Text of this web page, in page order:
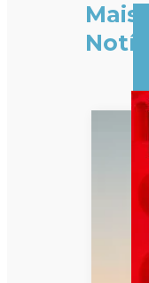
Mais